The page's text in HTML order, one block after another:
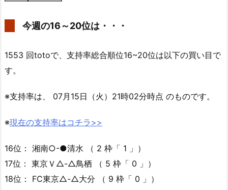
今週の16～20位は・・・
1553 回totoで、支持率総合順位16~20位は以下の買い目で
す。
※支持率は、 07月15日（火）21時02分時点 のものです。
※現在の支持率はコチラ>>
16位： 湘南○-●清水 （ 2 枠「 1 」）
17位： 東京Ｖ△-△鳥栖 （ 5 枠「 0 」）
18位： FC東京△-△大分 （ 9 枠「 0 」）